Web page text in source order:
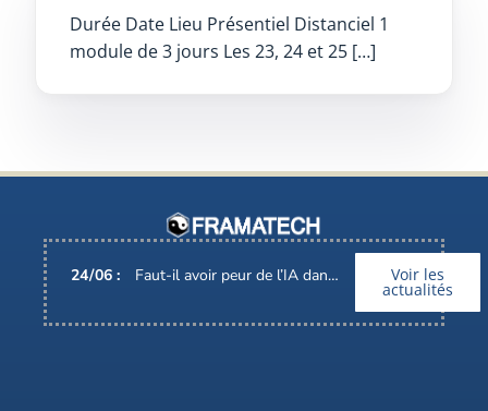
Durée Date Lieu Présentiel Distanciel 1
module de 3 jours Les 23, 24 et 25 […]
24/06 : Faut-il avoir peur de l’IA dans nos métiers ? Voir les
actualités